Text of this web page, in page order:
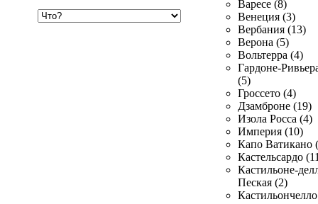
Варесе (8)
Венеция (3)
Вербания (13)
Верона (5)
Вольтерра (4)
Гардоне-
(5)
Гроссето (4)
Дзамброне (19)
Изола Росса (4)
Империя (10)
Капо Ватикано
Кастельсардо
Кастильоне-
Пеская (2)